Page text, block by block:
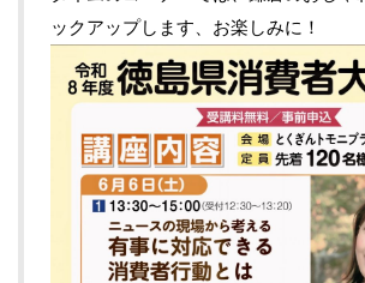
ックアップします、お楽しみに！